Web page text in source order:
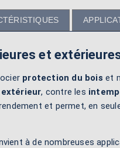
et
protection du bois et
extérieur, contre les
et permet, en
à de nombreuses